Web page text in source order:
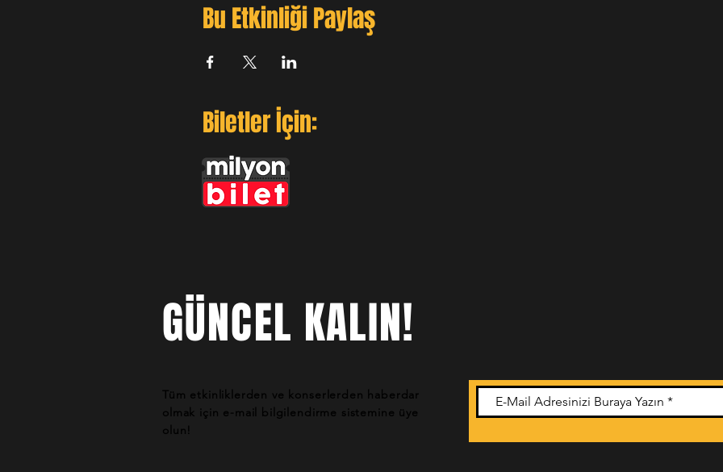
Bu Etkinliği Paylaş
Biletler İçin:
GÜNCEL KALIN!
Tüm etkinliklerden ve konserlerden haberdar
olmak için e-mail bilgilendirme sistemine üye
olun!